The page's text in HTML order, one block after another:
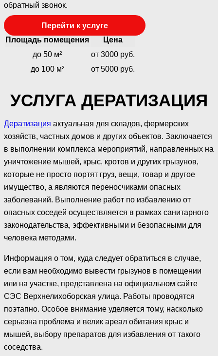
обратный звонок.
Перейти к услуге
Площадь помещения
Цена
до 50 м²
от 3000 руб.
до 100 м²
от 5000 руб.
УСЛУГА ДЕРАТИЗАЦИЯ
Дератизация актуальная для складов, фермерских
хозяйств, частных домов и других объектов. Заключается
в выполнении комплекса мероприятий, направленных на
уничтожение мышей, крыс, кротов и других грызунов,
которые не просто портят груз, вещи, товар и другое
имущество, а являются переносчиками опасных
заболеваний. Выполнение работ по избавлению от
опасных соседей осуществляется в рамках санитарного
законодательства, эффективными и безопасными для
человека методами.
Информация о том, куда следует обратиться в случае,
если вам необходимо вывести грызунов в помещении
или на участке, представлена на официальном сайте
СЭС Верхнелихоборская улица. Работы проводятся
поэтапно. Особое внимание уделяется тому, насколько
серьезна проблема и велик ареал обитания крыс и
мышей, выбору препаратов для избавления от такого
соседства.